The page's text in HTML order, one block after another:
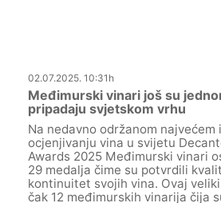
02.07.2025. 10:31h
Međimurski vinari još su
pripadaju svjetskom vrhu
Na nedavno održanom
ocjenjivanju vina u svijetu
Awards 2025 Međimurski vinari
29 medalja čime su potvrdili
kontinuitet svojih vina. Ovaj
čak 12 međimurskih vinarija čija